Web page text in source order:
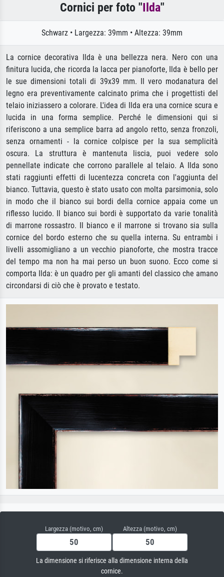
Cornici per foto "Ilda"
Schwarz • Largezza: 39mm • Altezza: 39mm
La cornice decorativa Ilda è una bellezza nera. Nero con una
finitura lucida, che ricorda la lacca per pianoforte, Ilda è bello per
le sue dimensioni totali di 39x39 mm. Il vero modanatura del
legno era preventivamente calcinato prima che i progettisti del
telaio iniziassero a colorare. L'idea di Ilda era una cornice scura e
lucida in una forma semplice. Perché le dimensioni qui si
riferiscono a una semplice barra ad angolo retto, senza fronzoli,
senza ornamenti - la cornice colpisce per la sua semplicità
oscura. La struttura è mantenuta liscia, puoi vedere solo
pennellate indicate che corrono parallele al telaio. A Ilda sono
stati raggiunti effetti di lucentezza concreta con l'aggiunta del
bianco. Tuttavia, questo è stato usato con molta parsimonia, solo
in modo che il bianco sui bordi della cornice appaia come un
riflesso lucido. Il bianco sui bordi è supportato da varie tonalità
di marrone rossastro. Il bianco e il marrone si trovano sia sulla
cornice del bordo esterno che su quella interna. Su entrambi i
livelli assomigliano a un vecchio pianoforte, che mostra tracce
del tempo ma non ha mai perso un buon suono. Ecco come si
comporta Ilda: è un quadro per gli amanti del classico che amano
circondarsi di ciò che è provato e testato.
Largezza (motivo, cm) Altezza (motivo, cm)
La dimensione si riferisce alla dimensione interna della
cornice.